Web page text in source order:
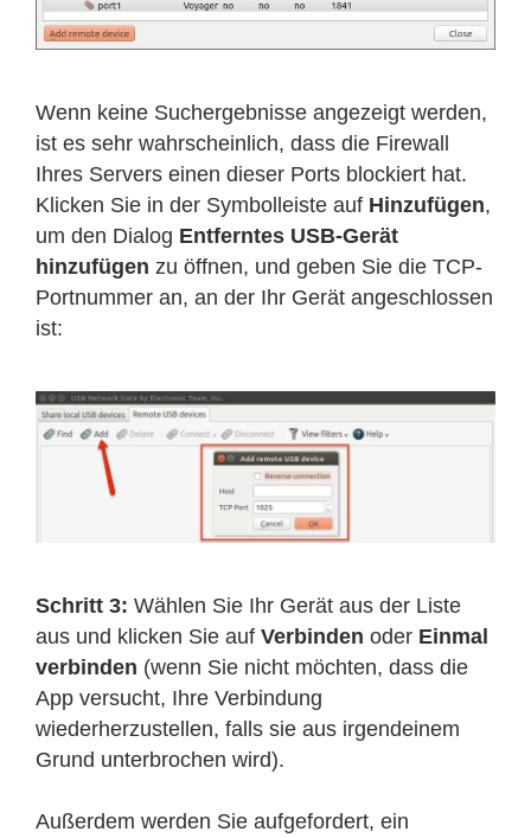
Wenn keine Suchergebnisse angezeigt werden,
ist es sehr wahrscheinlich, dass die Firewall
Ihres Servers einen dieser Ports blockiert hat.
Klicken Sie in der Symbolleiste auf Hinzufügen,
um den Dialog Entferntes USB-Gerät
hinzufügen zu öffnen, und geben Sie die TCP-
Portnummer an, an der Ihr Gerät angeschlossen
ist:
Schritt 3: Wählen Sie Ihr Gerät aus der Liste
aus und klicken Sie auf Verbinden oder Einmal
verbinden (wenn Sie nicht möchten, dass die
App versucht, Ihre Verbindung
wiederherzustellen, falls sie aus irgendeinem
Grund unterbrochen wird).
Außerdem werden Sie aufgefordert, ein